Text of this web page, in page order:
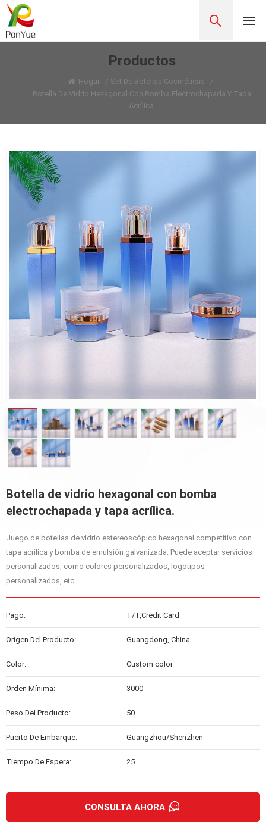
Productos
Hogar / Set De Botellas Cosméticas
/
Botella De Vidrio Hexagonal Con Bomba Electrochapada Y Tapa
Acrílica.
Botella de vidrio hexagonal con bomba
electrochapada y tapa acrílica.
Juego de botellas de vidrio estereoscópico hexagonal competitivo con
tapa acrílica y bomba de emulsión galvanizada. Puede aceptar servicios
personalizados, como colores personalizados, logotipos
personalizados, etc.
Pago: T/T,Credit Card
Origen Del Producto: Guangdong, China
Color: Custom color
Orden Mínima: 3000
Peso Del Producto: 50
Puerto De Embarque: Guangzhou/Shenzhen
Tiempo De Espera: 25
CONSULTA AHORA